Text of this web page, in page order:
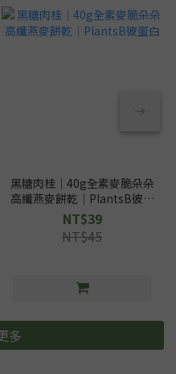
黑糖肉桂｜40g全素麥脆朵朵
高纖燕麥餅乾｜PlantsB彼蛋
白
NT$39
NT$45
多